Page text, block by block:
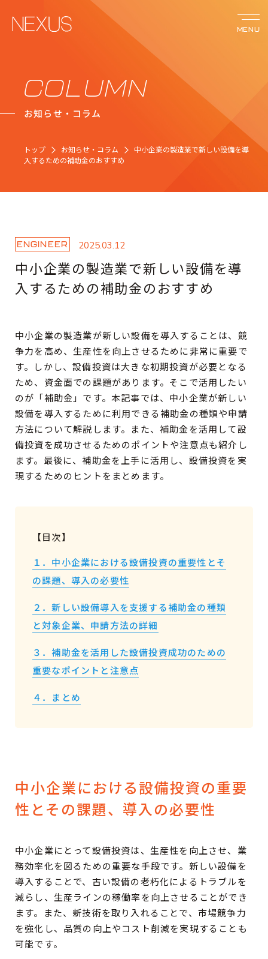
MENU
サービス
ネクサスの強み
事例紹介
お知らせ
RECRUIT
COLUMN
お知らせ・コラム
トップ お知らせ・コラム
中小企業の製造業で新しい設備を導
入するための補助金のおすすめ
ENGINEER 2025.03.12
中小企業の製造業で新しい設備を導
入するための補助金のおすすめ
中小企業の製造業が新しい設備を導入することは、競
争力を高め、生産性を向上させるために非常に重要で
す。しかし、設備投資は大きな初期投資が必要となる
ため、資金面での課題があります。そこで活用したい
のが「補助金」です。本記事では、中小企業が新しい
設備を導入するために利用できる補助金の種類や申請
方法について解説します。また、補助金を活用して設
備投資を成功させるためのポイントや注意点も紹介し
ます。最後に、補助金を上手に活用し、設備投資を実
現するためのヒントをまとめます。
【目次】
１．中小企業における設備投資の重要性とそ
の課題、導入の必要性
２．新しい設備導入を支援する補助金の種類
と対象企業、申請方法の詳細
３．補助金を活用した設備投資成功のための
重要なポイントと注意点
４．まとめ
中小企業における設備投資の重要
性とその課題、導入の必要性
中小企業にとって設備投資は、生産性を向上させ、業
務効率化を図るための重要な手段です。新しい設備を
導入することで、古い設備の老朽化によるトラブルを
減らし、生産ラインの稼働率を向上させることができ
ます。また、新技術を取り入れることで、市場競争力
を強化し、品質の向上やコスト削減を実現することも
可能です。